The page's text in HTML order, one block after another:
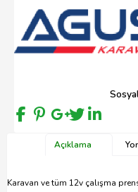
Açıklama
Karavan ve tüm 12v çalışma